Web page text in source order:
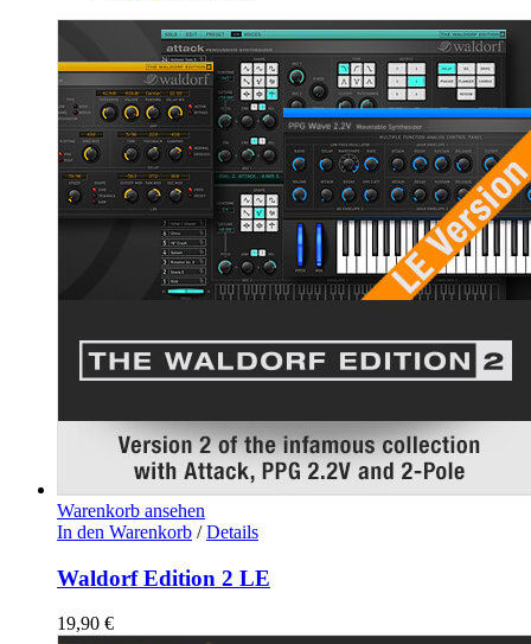
Warenkorb ansehen
In den Warenkorb / Details
Waldorf Edition 2 LE
19,90 €